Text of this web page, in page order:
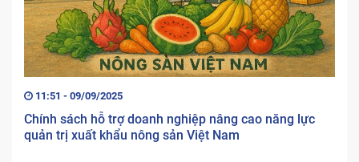
11:51 - 09/09/2025
Chính sách hỗ trợ doanh nghiệp nâng cao năng lực
quản trị xuất khẩu nông sản Việt Nam